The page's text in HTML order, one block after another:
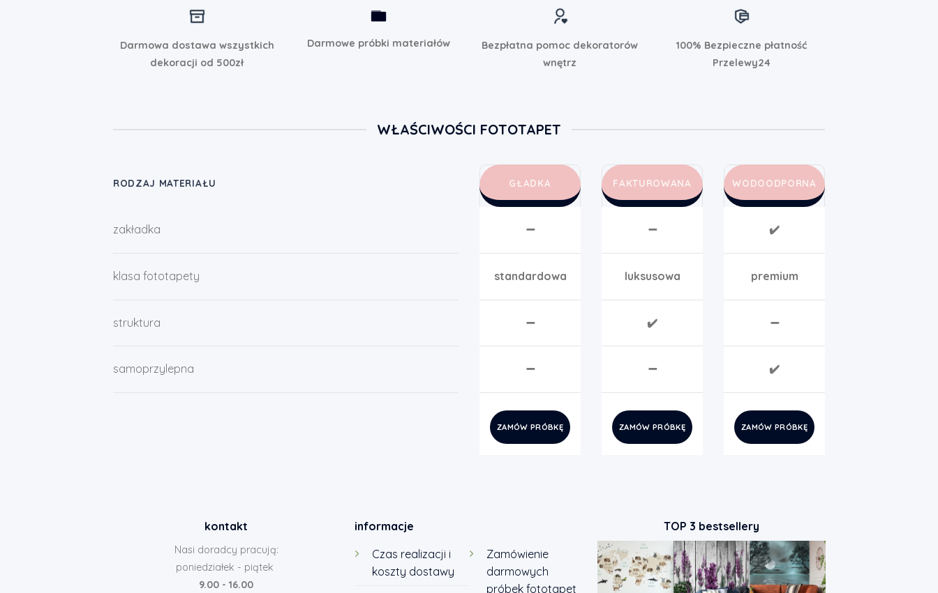
Darmowa dostawa wszystkich
dekoracji od 500zł
Darmowe próbki materiałów
Bezpłatna pomoc dekoratorów
wnętrz
100% Bezpieczne płatność
Przelewy24
WŁAŚCIWOŚCI FOTOTAPET
RODZAJ MATERIAŁU
zakładka
klasa fototapety
struktura
samoprzylepna
GŁADKA
➖
standardowa
➖
➖
ZAMÓW PRÓBKĘ
FAKTUROWANA
➖
luksusowa
✔️
➖
ZAMÓW PRÓBKĘ
WODOODPORNA
✔️
premium
➖
✔️
ZAMÓW PRÓBKĘ
kontakt
Nasi doradcy pracują:
poniedziałek - piątek
9.00 - 16.00
informacje
Czas realizacji i
koszty dostawy
Zamówienie
darmowych
próbek fototapet
TOP 3 bestsellery